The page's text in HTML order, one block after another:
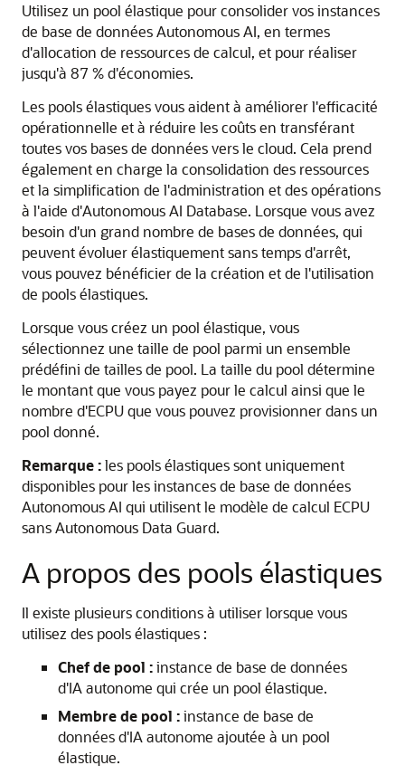
Utilisez un pool élastique pour consolider vos instances
de base de données Autonomous AI, en termes
d'allocation de ressources de calcul, et pour réaliser
jusqu'à 87 % d'économies.
Les pools élastiques vous aident à améliorer l'efficacité
opérationnelle et à réduire les coûts en transférant
toutes vos bases de données vers le cloud. Cela prend
également en charge la consolidation des ressources
et la simplification de l'administration et des opérations
à l'aide d'Autonomous AI Database. Lorsque vous avez
besoin d'un grand nombre de bases de données, qui
peuvent évoluer élastiquement sans temps d'arrêt,
vous pouvez bénéficier de la création et de l'utilisation
de pools élastiques.
Lorsque vous créez un pool élastique, vous
sélectionnez une taille de pool parmi un ensemble
prédéfini de tailles de pool. La taille du pool détermine
le montant que vous payez pour le calcul ainsi que le
nombre d'ECPU que vous pouvez provisionner dans un
pool donné.
Remarque :les pools élastiques sont uniquement
disponibles pour les instances de base de données
Autonomous AI qui utilisent le modèle de calcul ECPU
sans Autonomous Data Guard.
A propos des pools élastiques
Il existe plusieurs conditions à utiliser lorsque vous
utilisez des pools élastiques :
Chef de pool :instance de base de données
d'IA autonome qui crée un pool élastique.
Membre de pool :instance de base de
données d'IA autonome ajoutée à un pool
élastique.